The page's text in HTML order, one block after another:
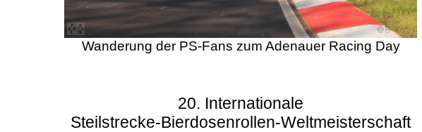
Wanderung der PS-Fans zum Adenauer Racing Day
20. Internationale
Steilstrecke-Bierdosenrollen-Weltmeisterschaft